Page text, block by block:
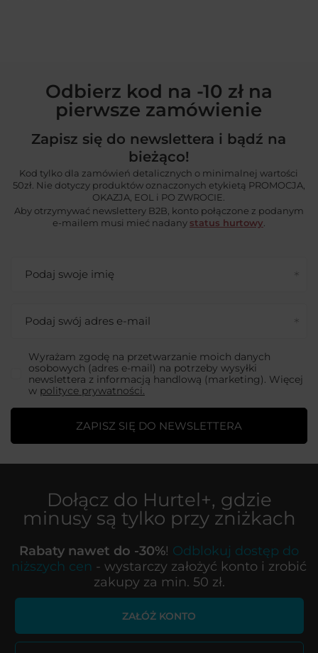
Odbierz kod na -10 zł na
pierwsze zamówienie
Zapisz się do newslettera i bądź na
bieżąco!
Kod tylko dla zamówień detalicznych o minimalnej wartości
50zł. Nie dotyczy produktów oznaczonych etykietą PROMOCJA,
OKAZJA, EOL i PO ZWROCIE.
Aby otrzymywać newslettery B2B, konto połączone z podanym
e-mailem musi mieć nadany status hurtowy.
Podaj swoje imię
Podaj swój adres e-mail
Wyrażam zgodę na przetwarzanie moich danych
osobowych (adres e-mail) na potrzeby wysyłki
newslettera z informacją handlową (marketing). Więcej
w polityce prywatności.
ZAPISZ SIĘ DO NEWSLETTERA
Dołącz do Hurtel+, gdzie
minusy są tylko przy zniżkach
Rabaty nawet do -30%! Odblokuj dostęp do
niższych cen - wystarczy założyć konto i zrobić
zakupy za min. 50 zł.
ZAŁÓŻ KONTO